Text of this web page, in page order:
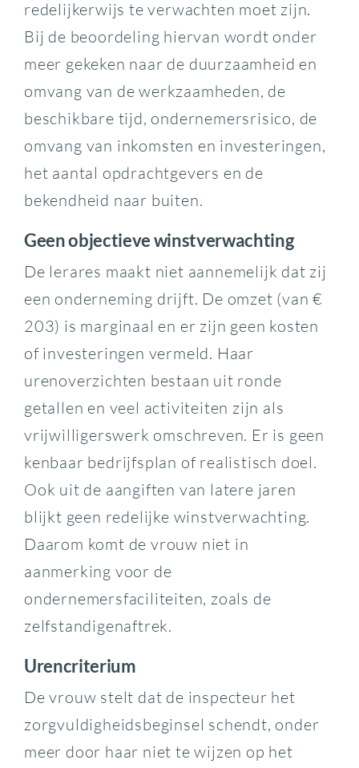
redelijkerwijs te verwachten moet zijn.
Bij de beoordeling hiervan wordt onder
meer gekeken naar de duurzaamheid en
omvang van de werkzaamheden, de
beschikbare tijd, ondernemersrisico, de
omvang van inkomsten en investeringen,
het aantal opdrachtgevers en de
bekendheid naar buiten.
Geen objectieve winstverwachting
De lerares maakt niet aannemelijk dat zij
een onderneming drijft. De omzet (van €
203) is marginaal en er zijn geen kosten
of investeringen vermeld. Haar
urenoverzichten bestaan uit ronde
getallen en veel activiteiten zijn als
vrijwilligerswerk omschreven. Er is geen
kenbaar bedrijfsplan of realistisch doel.
Ook uit de aangiften van latere jaren
blijkt geen redelijke winstverwachting.
Daarom komt de vrouw niet in
aanmerking voor de
ondernemersfaciliteiten, zoals de
zelfstandigenaftrek.
Urencriterium
De vrouw stelt dat de inspecteur het
zorgvuldigheidsbeginsel schendt, onder
meer door haar niet te wijzen op het